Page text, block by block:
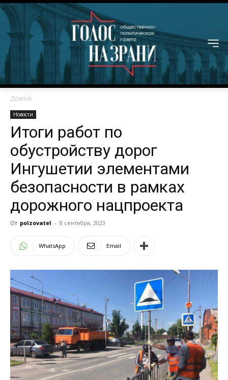
Домой
Новости
Итоги работ по
обустройству дорог
Ингушетии элементами
безопасности в рамках
дорожного нацпроекта
От polzovatel - 8 сентября, 2023
WhatsApp Email